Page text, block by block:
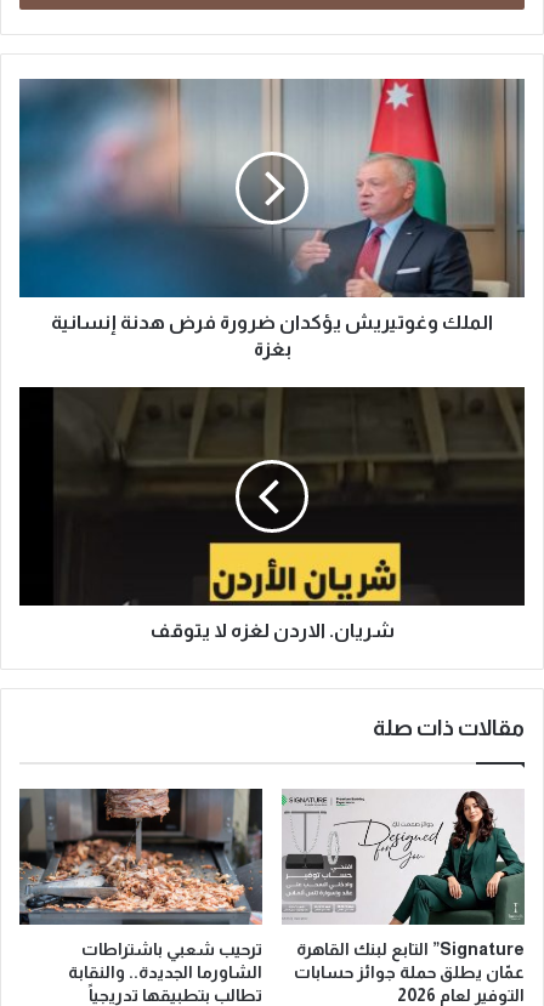
الملك وغوتيريش يؤكدان ضرورة فرض هدنة إنسانية
بغزة
شريان. الاردن لغزه لا يتوقف
مقالات ذات صلة
Signature” التابع لبنك القاهرة
عمّان يطلق حملة جوائز حسابات
التوفير لعام 2026
ترحيب شعبي باشتراطات
الشاورما الجديدة.. والنقابة
تطالب بتطبيقها تدريجياً